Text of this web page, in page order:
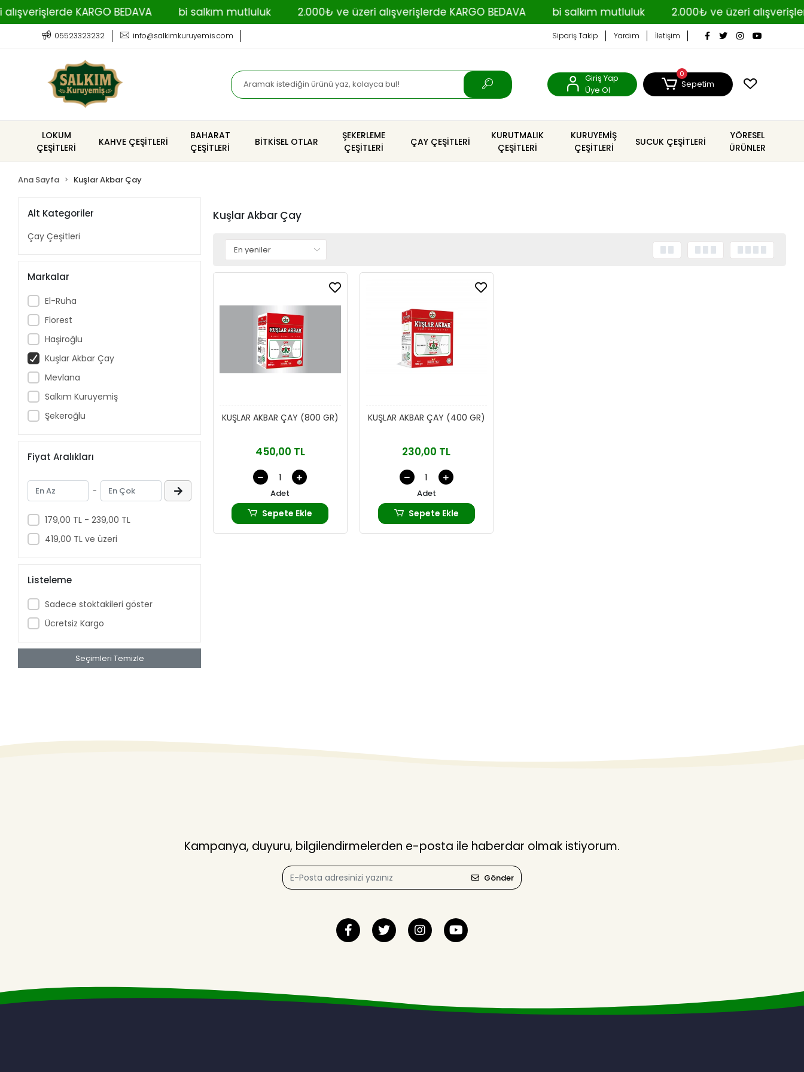
KARGO BEDAVA bi salkım mutluluk 2.000₺ ve üzeri alışverişlerde KARGO BEDAVA bi salkım mutluluk 2.000₺ ve üzeri
05523323232 info@salkimkuruyemis.com Sipariş Takip Yardım İletişim
Giriş Yap
Üye Ol
0
Sepetim
LOKUM
ÇEŞİTLERİ
KAHVE ÇEŞİTLERİ
BAHARAT
ÇEŞİTLERİ
BİTKİSEL OTLAR
ŞEKERLEME
ÇEŞİTLERİ
ÇAY ÇEŞİTLERİ
KURUTMALIK
ÇEŞİTLERİ
KURUYEMİŞ
ÇEŞİTLERİ
SUCUK ÇEŞİTLERİ
YÖRESEL
ÜRÜNLER
Ana Sayfa Kuşlar Akbar Çay
Alt Kategoriler
Çay Çeşitleri
Markalar
El-Ruha
Florest
Haşiroğlu
Kuşlar Akbar Çay
Mevlana
Salkım Kuruyemiş
Şekeroğlu
Fiyat Aralıkları
-
179,00 TL - 239,00 TL
419,00 TL ve üzeri
Listeleme
Sadece stoktakileri göster
Ücretsiz Kargo
Seçimleri Temizle
Kuşlar Akbar Çay
KUŞLAR AKBAR ÇAY (800 GR)
450,00 TL
Adet
Sepete Ekle
KUŞLAR AKBAR ÇAY (400 GR)
230,00 TL
Adet
Sepete Ekle
Kampanya, duyuru, bilgilendirmelerden e-posta ile haberdar olmak istiyorum.
Gönder